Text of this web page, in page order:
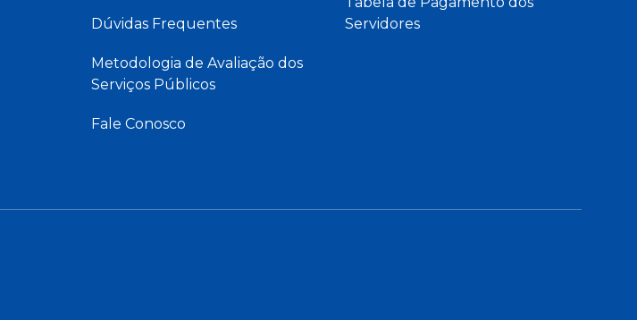
Dúvidas Frequentes
Metodologia de Avaliação dos
Serviços Públicos
Fale Conosco
Servidores